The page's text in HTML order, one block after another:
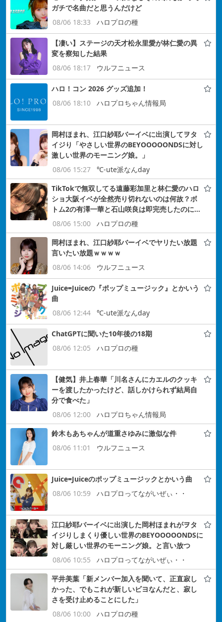
ガチで名曲だと思うんだけど
08/06 18:33
ハロプロの種
【凄い】ステージの天才松永里愛が林仁愛の異
変を察知した結果
08/06 18:17
ウルフニュース
ハロ！コン 2026 グッズ追加！
08/06 18:10
ハロプロちゃん情報局
岡村ほまれ、江口紗耶バーイベに出演してヲタ
イジり「やさしい世界のBEYOOOOONDSに対し
激しい世界のモーニング娘。」
08/06 15:27
℃-ute派なんday
TikTokで無双してる遠藤彩加里と林仁愛のハロ
ショ大阪イベが全然売り切れないのは何故？ボ
トム2の有澤一華と石山咲良は即完売したのに…
08/06 15:00
ハロプロの種
岡村ほまれ、江口紗耶バーイベでヤリたい放題
言いたい放題ｗｗｗｗ
08/06 14:06
ウルフニュース
Juice=Juiceの『ポップミュージック』とかいう
曲
08/06 12:44
℃-ute派なんday
ChatGPTに聞いた10年後の18期
08/06 12:05
ハロプロの種
【健気】井上春華「川名さんにカエルのクッキ
ーを渡したかったけど、話しかけられず結局自
分で食べた」
08/06 12:00
ハロプロちゃん情報局
鈴木もあちゃんが道重さゆみに激似な件
08/06 11:01
ウルフニュース
Juice=Juiceのポップミュージックとかいう曲
08/06 10:59
ハロプロってながいぜぃ・・
江口紗耶バーイベに出演した岡村ほまれがヲタ
イジりしまくり優しい世界のBEYOOOOONDSに
対し厳しい世界のモーニング娘。と言い放つ
08/06 10:55
ハロプロってながいぜぃ・・
平井美葉「新メンバー加入を聞いて、正直寂し
かった、でもこれが新しいビヨなんだと、寂し
さを受け止めることにした」
08/06 10:00
ハロプロの種